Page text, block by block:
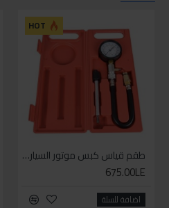
HOT
طقم قياس كبس موتور السياره 3 ق
675.00LE
اضافة للسلة